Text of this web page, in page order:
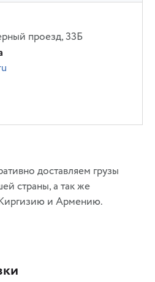
проезд, 33Б
доставляем грузы
страны, а так же
Киргизию и Армению.